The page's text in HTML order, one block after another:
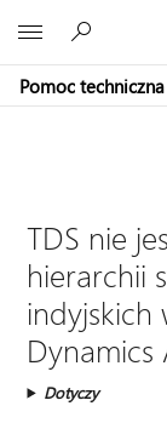
Pomoc techniczna
TDS nie
hierarchii
indyjskich
Dynamics
Dotyczy